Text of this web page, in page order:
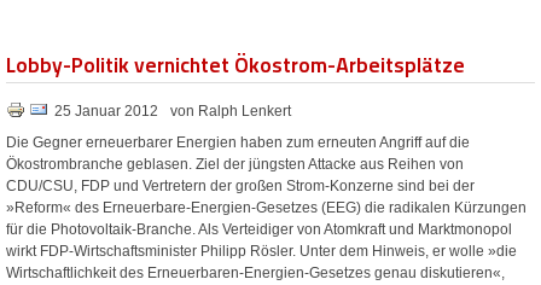
Lobby-Politik vernichtet Ökostrom-Arbeitsplätze
25 Januar 2012
von Ralph Lenkert
Die Gegner erneuerbarer Energien haben zum erneuten Angriff auf die
Ökostrombranche geblasen. Ziel der jüngsten Attacke aus Reihen von
CDU/CSU, FDP und Vertretern der großen Strom-Konzerne sind bei der
»Reform« des Erneuerbare-Energien-Gesetzes (EEG) die radikalen Kürzungen
für die Photovoltaik-Branche. Als Verteidiger von Atomkraft und Marktmonopol
wirkt FDP-Wirtschaftsminister Philipp Rösler. Unter dem Hinweis, er wolle »die
Wirtschaftlichkeit des Erneuerbaren-Energien-Gesetzes genau diskutieren«,